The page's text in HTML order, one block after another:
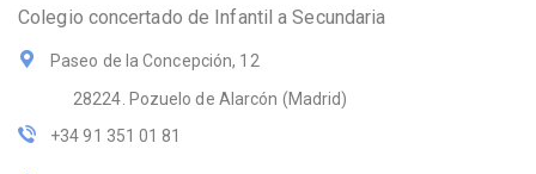
Colegio concertado de Infantil a Secundaria
Paseo de la Concepción, 12
28224. Pozuelo de Alarcón (Madrid)
+34 91 351 01 81